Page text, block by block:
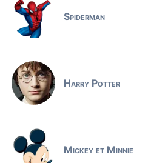
Spiderman
Harry Potter
Mickey et Minnie